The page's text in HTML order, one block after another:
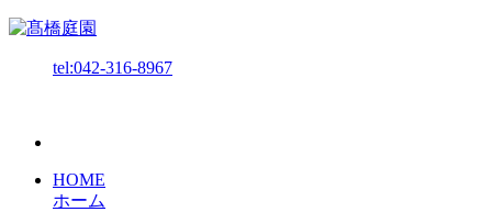
tel:042-316-8967
HOME
ホーム